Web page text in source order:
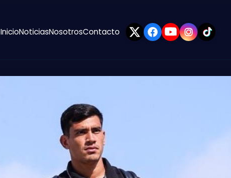
InicioNoticiasNosotrosContacto